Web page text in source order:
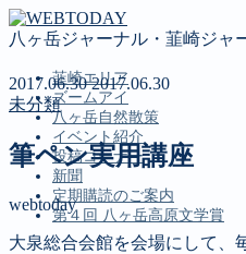
八ヶ岳ジャーナル・韮崎ジャ
韮崎エリア
ズームアイ
八ヶ岳自然散策
イベント紹介
投稿コーナー
新聞
定期購読のご案内
第４回 八ヶ岳高原文学賞
2017.06.302017.06.30
未分類
筆ペン実用講座
webtoday
大泉総合会館を会場にして、